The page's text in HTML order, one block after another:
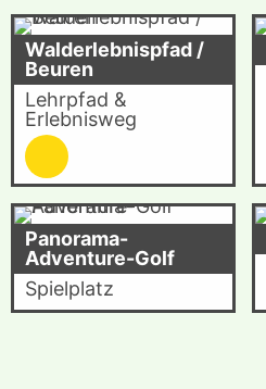
Panorama-
Adventure-Golf
Spielplatz
Walderlebnispfad /
Beuren
Lehrpfad &
Erlebnisweg